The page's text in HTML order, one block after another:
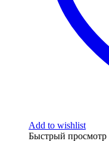
Add to wishlist
Быстрый просмотр